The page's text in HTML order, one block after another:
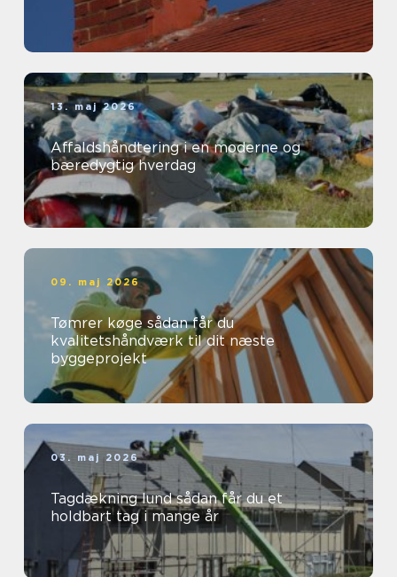
13. maj 2026
Affaldshåndtering i en moderne og
bæredygtig hverdag
09. maj 2026
Tømrer køge sådan får du
kvalitetshåndværk til dit næste
byggeprojekt
03. maj 2026
Tagdækning lund sådan får du et
holdbart tag i mange år